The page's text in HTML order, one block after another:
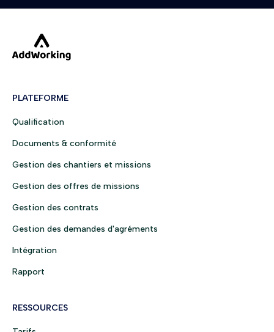
PLATEFORME
Qualification
Documents & conformité
Gestion des chantiers et missions
Gestion des offres de missions
Gestion des contrats
Gestion des demandes d'agréments
Intégration
Rapport
RESSOURCES